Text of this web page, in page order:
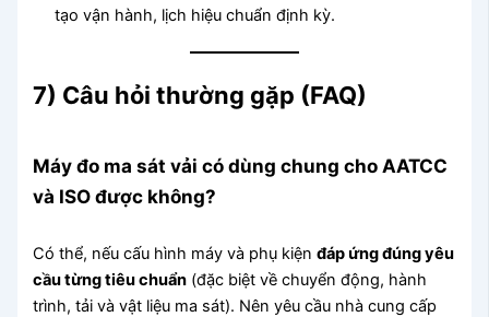
tạo vận hành, lịch hiệu chuẩn định kỳ.
7) Câu hỏi thường gặp (FAQ)
Máy đo ma sát vải có dùng chung cho AATCC
và ISO được không?
Có thể, nếu cấu hình máy và phụ kiệnđáp ứng đúng yêu
cầu từng tiêu chuẩn (đặc biệt về chuyển động, hành
trình, tải và vật liệu ma sát). Nên yêu cầu nhà cung cấp